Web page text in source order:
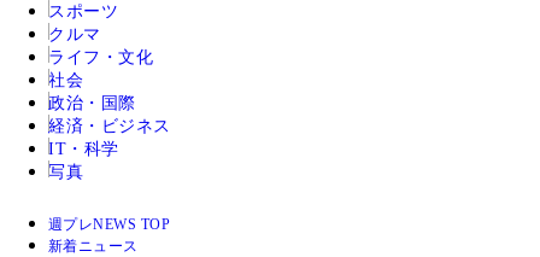
スポーツ
クルマ
ライフ・文化
社会
政治・国際
経済・ビジネス
IT・科学
写真
週プレNEWS TOP
新着ニュース